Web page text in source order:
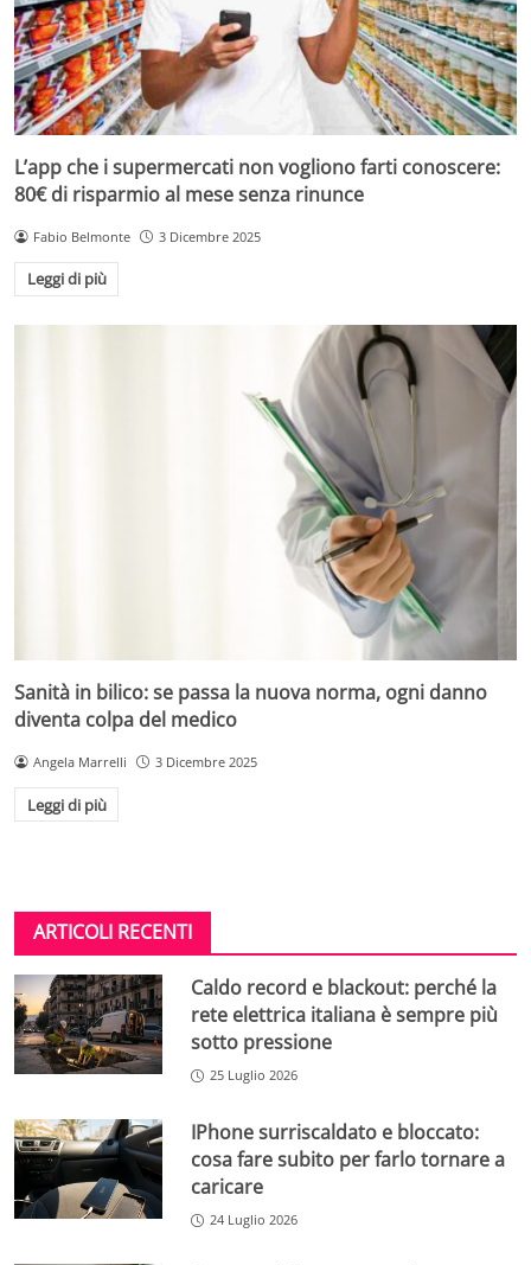
L’app che i supermercati non vogliono farti conoscere:
80€ di risparmio al mese senza rinunce
Fabio Belmonte 3 Dicembre 2025
Leggi di più
Sanità in bilico: se passa la nuova norma, ogni danno
diventa colpa del medico
Angela Marrelli 3 Dicembre 2025
Leggi di più
ARTICOLI RECENTI
Caldo record e blackout: perché la
rete elettrica italiana è sempre più
sotto pressione
25 Luglio 2026
IPhone surriscaldato e bloccato:
cosa fare subito per farlo tornare a
caricare
24 Luglio 2026